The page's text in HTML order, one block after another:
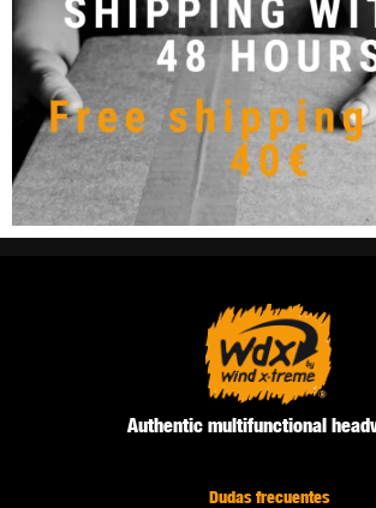
Authentic multifunctional
Dudas frecuentes